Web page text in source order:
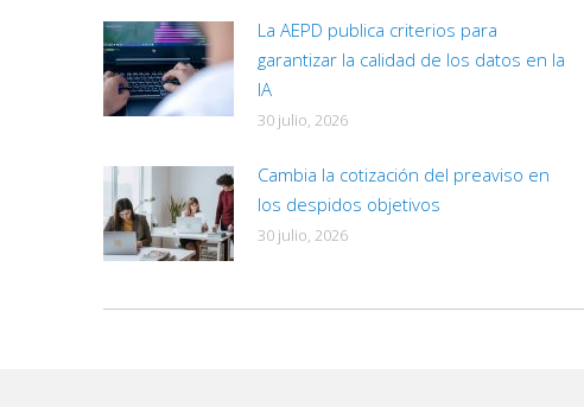
La AEPD publica criterios para
garantizar la calidad de los datos en la
IA
30 julio, 2026
Cambia la cotización del preaviso en
los despidos objetivos
30 julio, 2026